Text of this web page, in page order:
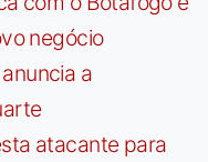
negócio
anuncia a
atacante para